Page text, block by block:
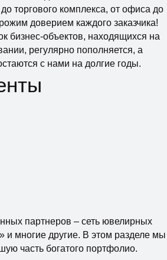
торгового комплекса, от офиса до
доверием каждого заказчика!
бизнес-объектов, находящихся на
регулярно пополняется, а
с нами на долгие годы.
партнеров – сеть ювелирных
и многие другие. В этом разделе мы
часть богатого портфолио.